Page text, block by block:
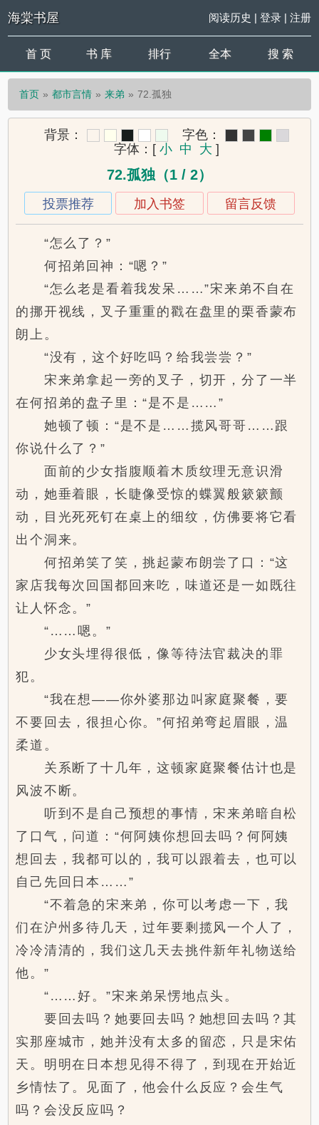
海棠书屋 阅读历史 | 登录| 注册
首 页 书 库 排行 全本 搜 索
首页 都市言情 来弟 72.孤独
背景：
字色：
字体： [ 小 中 大 ]
72.孤独（1 / 2）
投票推荐 加入书签 留言反馈
“怎么了？”
何招弟回神：“嗯？”
“怎么老是看着我发呆……”宋来弟不自在
的挪开视线，叉子重重的戳在盘里的栗香蒙布
朗上。
“没有，这个好吃吗？给我尝尝？”
宋来弟拿起一旁的叉子，切开，分了一半
在何招弟的盘子里：“是不是……”
她顿了顿：“是不是……揽风哥哥……跟
你说什么了？”
面前的少女指腹顺着木质纹理无意识滑
动，她垂着眼，长睫像受惊的蝶翼般簌簌颤
动，目光死死钉在桌上的细纹，仿佛要将它看
出个洞来。
何招弟笑了笑，挑起蒙布朗尝了口：“这
家店我每次回国都回来吃，味道还是一如既往
让人怀念。”
“……嗯。”
少女头埋得很低，像等待法官裁决的罪
犯。
“我在想——你外婆那边叫家庭聚餐，要
不要回去，很担心你。”何招弟弯起眉眼，温
柔道。
关系断了十几年，这顿家庭聚餐估计也是
风波不断。
听到不是自己预想的事情，宋来弟暗自松
了口气，问道：“何阿姨你想回去吗？何阿姨
想回去，我都可以的，我可以跟着去，也可以
自己先回日本……”
“不着急的宋来弟，你可以考虑一下，我
们在沪州多待几天，过年要剩揽风一个人了，
冷冷清清的，我们这几天去挑件新年礼物送给
他。”
“……好。”宋来弟呆愣地点头。
要回去吗？她要回去吗？她想回去吗？其
实那座城市，她并没有太多的留恋，只是宋佑
天。明明在日本想见得不得了，到现在开始近
乡情怯了。见面了，他会什么反应？会生气
吗？会没反应吗？